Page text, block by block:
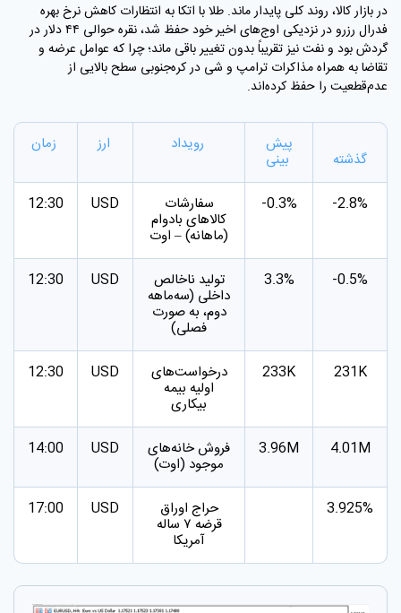
در بازار کالا، روند کلی پایدار ماند. طلا با اتکا به انتظارات کاهش نرخ بهره
فدرال رزرو در نزدیکی اوج‌های اخیر خود حفظ شد، نقره حوالی ۴۴ دلار در
گردش بود و نفت نیز تقریباً بدون تغییر باقی ماند؛ چرا که عوامل عرضه و
تقاضا به همراه مذاکرات ترامپ و شی در کره‌جنوبی سطح بالایی از
عدم‌قطعیت را حفظ کرده‌اند.
پیش
گذشته
12:30
USD سفارشات
کالاهای بادوام
(ماهانه) – اوت
-0.3% -2.8%
12:30 USD تولید ناخالص
داخلی (سه‌ماهه
دوم، به صورت
فصلی)
3.3% -0.5%
12:30 USD درخواست‌های
اولیه بیمه
بیکاری
233K 231K
14:00 USD فروش خانه‌های
موجود (اوت)
3.96M 4.01M
17:00 USD حراج اوراق
قرضه ۷ ساله
آمریکا
3.925%